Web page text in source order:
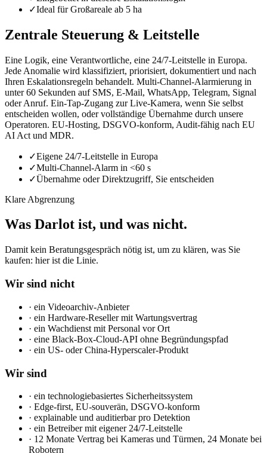
✓Ideal für Großareale ab 5 ha
Zentrale Steuerung & Leitstelle
Eine Logik, eine Verantwortliche, eine 24/7-Leitstelle in Europa.
Jede Anomalie wird klassifiziert, priorisiert, dokumentiert und nach
Ihren Eskalationsregeln behandelt. Multi-Channel-Alarmierung in
unter 60 Sekunden auf SMS, E-Mail, WhatsApp, Telegram, Signal
oder Anruf. Ein-Tap-Zugang zur Live-Kamera, wenn Sie selbst
entscheiden wollen, oder vollständige Übernahme durch unsere
Operatoren. EU-Hosting, DSGVO-konform, Audit-fähig nach EU
AI Act und MDR.
✓Eigene 24/7-Leitstelle in Europa
✓Multi-Channel-Alarm in <60 s
✓Übernahme oder Direktzugriff, Sie entscheiden
Klare Abgrenzung
Was Darlot ist, und was nicht.
Damit kein Beratungsgespräch nötig ist, um zu klären, was Sie
kaufen: hier ist die Linie.
Wir sind nicht
· ein Videoarchiv-Anbieter
· ein Hardware-Reseller mit Wartungsvertrag
· ein Wachdienst mit Personal vor Ort
· eine Black-Box-Cloud-API ohne Begründungspfad
· ein US- oder China-Hyperscaler-Produkt
Wir sind
· ein technologiebasiertes Sicherheitssystem
· Edge-first, EU-souverän, DSGVO-konform
· explainable und auditierbar pro Detektion
· ein Betreiber mit eigener 24/7-Leitstelle
· 12 Monate Vertrag bei Kameras und Türmen, 24 Monate bei
Robotern